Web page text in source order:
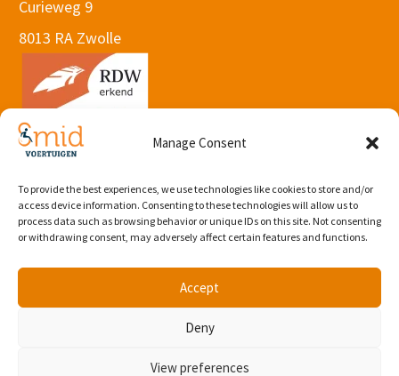
Manage Consent
To provide the best experiences, we use technologies like cookies to store and/or
access device information. Consenting to these technologies will allow us to
process data such as browsing behavior or unique IDs on this site. Not consenting
or withdrawing consent, may adversely affect certain features and functions.
Accept
Deny
View preferences
Curieweg 9
8013 RA Zwolle
© 2026 Webdesign by Subbs
Algemene voorwaarden
Plan proefrit